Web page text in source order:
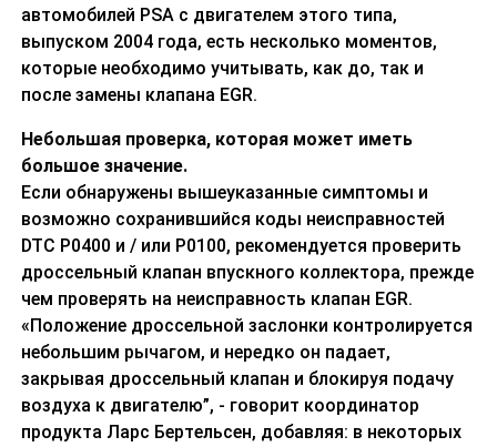
автомобилей PSA с двигателем этого типа,
выпуском 2004 года, есть несколько моментов,
которые необходимо учитывать, как до, так и
после замены клапана EGR.
Небольшая проверка, которая может иметь
большое значение.
Если обнаружены вышеуказанные симптомы и
возможно сохранившийся коды неисправностей
DTC P0400 и / или P0100, рекомендуется проверить
дроссельный клапан впускного коллектора, прежде
чем проверять на неисправность клапан EGR.
«Положение дроссельной заслонки контролируется
небольшим рычагом, и нередко он падает,
закрывая дроссельный клапан и блокируя подачу
воздуха к двигателю”, - говорит координатор
продукта Ларс Бертельсен, добавляя: в некоторых